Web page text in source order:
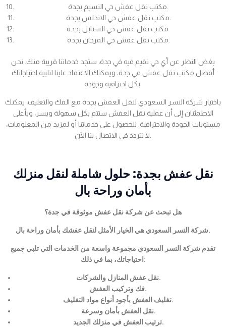
بغض النظر عن أي حي تقيم فيه في جدة، ستجد خدماتنا قريبة منك. نحن
أفضل مكتب نقل عفش في جدة، ويمكنك الاعتماد علينا لتلبية احتياجاتك
باختيار شركة النسر السعودي لنقل العفش بجدة مع الفك والتغليف، يمكنك
الاطمئنان إلى أن عملية نقل العفش ستتم بكل سهولة ويسر، وبأعلى
مستويات الجودة والاحترافية. للحصول على خدماتنا أو لمزيد من المعلومات،
نقل عفش بجدة: حلول شاملة لنقل منزلك
بأمان وراحة بال
هل تبحث عن شركة نقل عفش موثوقة في جدة؟
شركة النسر السعودي هي الخيار الأمثل لنقل عفشك بأمان وراحة بال.
تقدم شركة النسر السعودي مجموعة واسعة من الخدمات التي تلبي جميع
احتياجاتك، بما في ذلك:
نقل عفش المنازل والشركات.
فك وتركيب العفش.
تغليف العفش بأجود أنواع مواد التغليف.
نقل العفش بأمان وسرعة.
ترتيب العفش في منزلك الجديد.